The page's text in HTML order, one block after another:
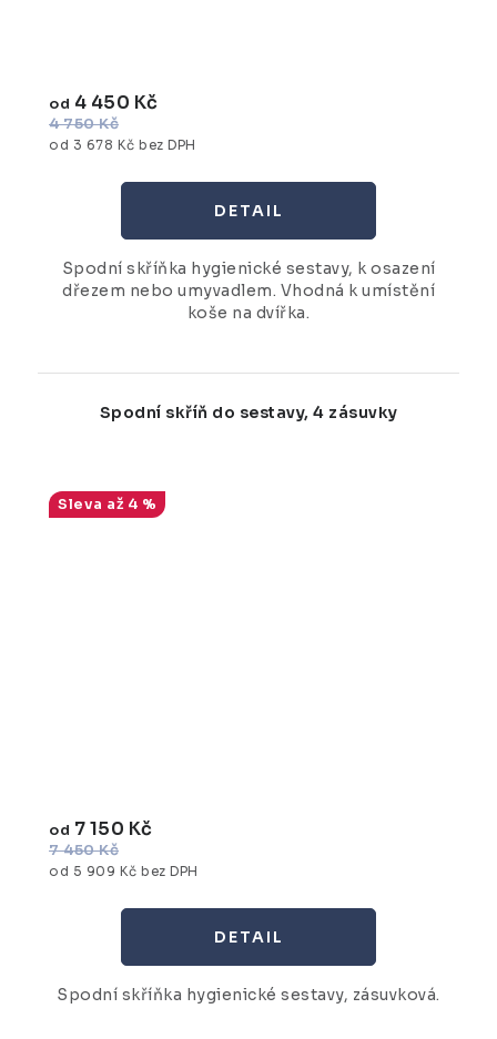
od 3 678 Kč bez DPH
od 4 450 Kč
4 750 Kč
Spodní skříňka hygienické sestavy, k osazení
dřezem nebo umyvadlem. Vhodná k umístění
koše na dvířka.
Spodní skříň do sestavy, 4 zásuvky
až 4 %
od 5 909 Kč bez DPH
od 7 150 Kč
7 450 Kč
Spodní skříňka hygienické sestavy, zásuvková.